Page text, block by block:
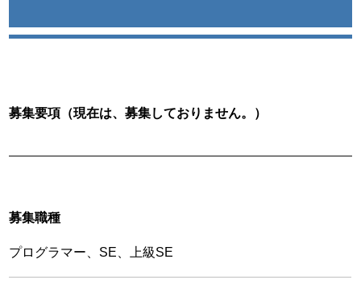
募集要項（現在は、募集しておりません。）
募集職種
プログラマー、SE、上級SE